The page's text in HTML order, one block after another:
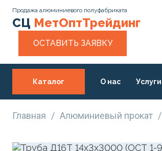
Продажа алюминиевого полуфабриката
СЦ МетОптТрейдинг
ОСТАВИТЬ ЗАЯВКУ
Каталог О нас Услуги
Главная / Алюминиевый прокат /